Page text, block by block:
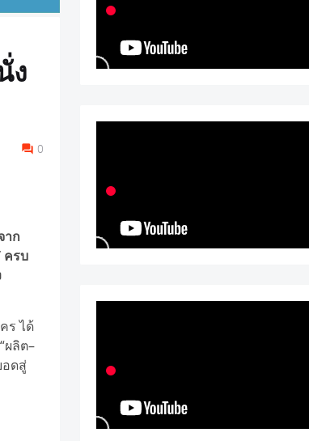
ง
0
าก
ครบ
ร ได้
ผลิต–
ดสู่